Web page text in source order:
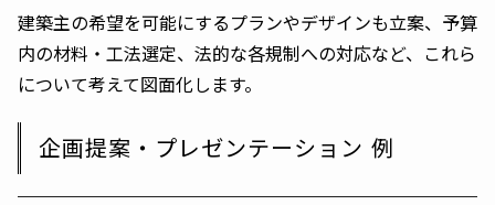
建築主の希望を可能にするプランやデザインも立案、予算
内の材料・工法選定、法的な各規制への対応など、これら
について考えて図面化します。
企画提案・プレゼンテーション 例